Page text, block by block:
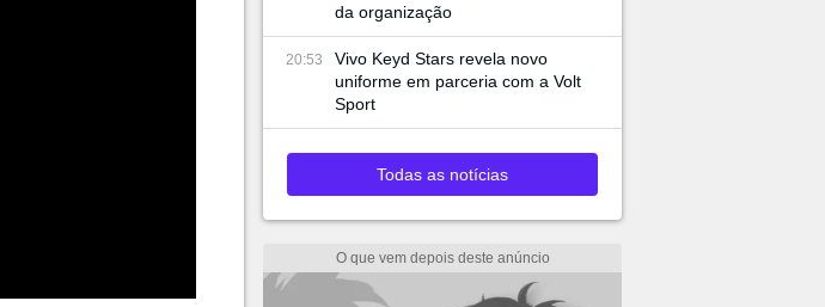
da organização
20:53
Vivo Keyd Stars revela novo
uniforme em parceria com a Volt
Sport
Todas as notícias